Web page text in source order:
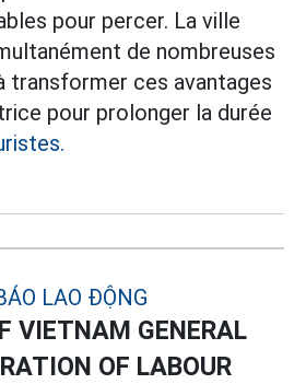
pour percer. La ville
de nombreuses
transformer ces avantages
pour prolonger la durée
VIETNAM GENERAL
OF LABOUR